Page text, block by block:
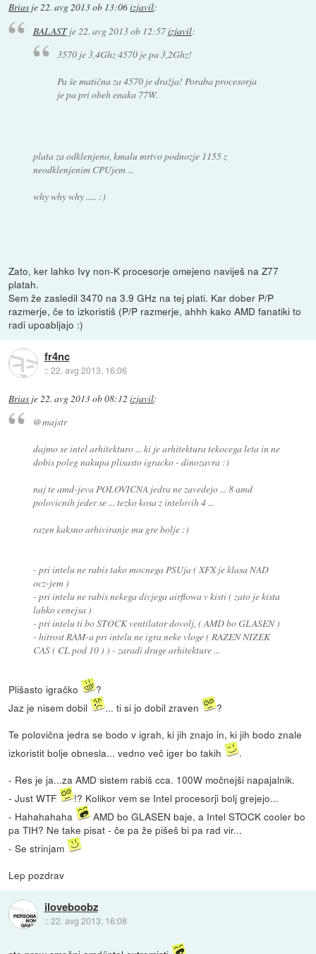
Brias je22. avg 2013 ob 13:06izjavil:
BALASTje22. avg 2013 ob 12:57izjavil:
3570 je 3,4Ghz 4570 je pa 3,2Ghz!
Pa še matična za 4570 je dražja! Poraba procesorja
je pa pri obeh enaka 77W.
plata za odklenjeno, kmalu mrtvo podnozje 1155 z
neodklenjenim CPUjem ...
why why why ..... :)
Zato, ker lahko Ivy non-K procesorje omejeno naviješ na Z77
platah.
Sem že zasledil 3470 na 3.9 GHz na tej plati. Kar dober P/P
razmerje, če to izkoristiš (P/P razmerje, ahhh kako AMD fanatiki to
radi upoabljajo :)
fr4nc
::22. avg 2013, 16:06
Brias je 22. avg 2013 ob 08:12 izjavil:
@majstr
dajmo se intel arhitekturo ... ki je arhitektura tekocega leta in ne
dobis poleg nakupa plisasto igracko - dinozavra :)
naj te amd-jeva POLOVICNA jedra ne zavedejo ... 8 amd
polovicnih jeder se ... tezko kosa z intelovih 4 ...
razen kaksno arhiviranje mu gre bolje :)
- pri intelu ne rabis tako mocnega PSUja ( XFX je klasa NAD
ocz-jem )
- pri intelu ne rabis nekega divjega airflowa v kisti ( zato je kista
lahko cenejsa )
- pri intelu ti bo STOCK ventilator dovolj, ( AMD bo GLASEN )
- hitrost RAM-a pri intelu ne igra neke vloge ( RAZEN NIZEK
CAS ( CL pod 10 ) ) - zaradi druge arhitekture ...
Plišasto igračko
?
Jaz je nisem dobil
... ti si jo dobil zraven
?
Te polovična jedra se bodo v igrah, ki jih znajo in, ki jih bodo znale
izkoristit bolje obnesla... vedno več iger bo takih
.
- Res je ja...za AMD sistem rabiš cca. 100W močnejši napajalnik.
- Just WTF
!? Kolikor vem se Intel procesorji bolj grejejo...
- Hahahahaha
AMD bo GLASEN baje, a Intel STOCK cooler bo
pa TIH? Ne take pisat - če pa že pišeš bi pa rad vir...
- Se strinjam
Lep pozdrav
iloveboobz
::22. avg 2013, 16:08